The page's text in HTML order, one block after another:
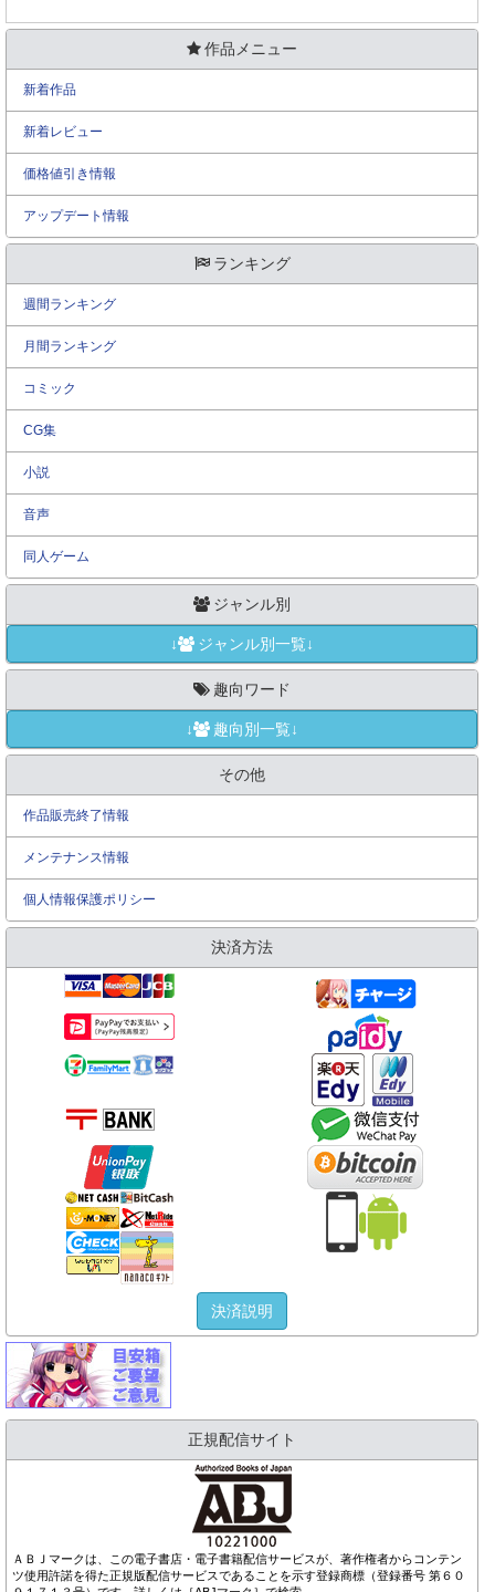
作品メニュー
新着作品
新着レビュー
価格値引き情報
アップデート情報
ランキング
週間ランキング
月間ランキング
コミック
CG集
小説
音声
同人ゲーム
ジャンル別
↓ ジャンル別一覧↓
趣向ワード
↓ 趣向別一覧↓
その他
作品販売終了情報
メンテナンス情報
個人情報保護ポリシー
決済方法
決済説明
正規配信サイト
ＡＢＪマークは、この電子書店・電子書籍配信サービスが、著作権者からコンテン
ツ使用許諾を得た正規版配信サービスであることを示す登録商標（登録番号 第６０